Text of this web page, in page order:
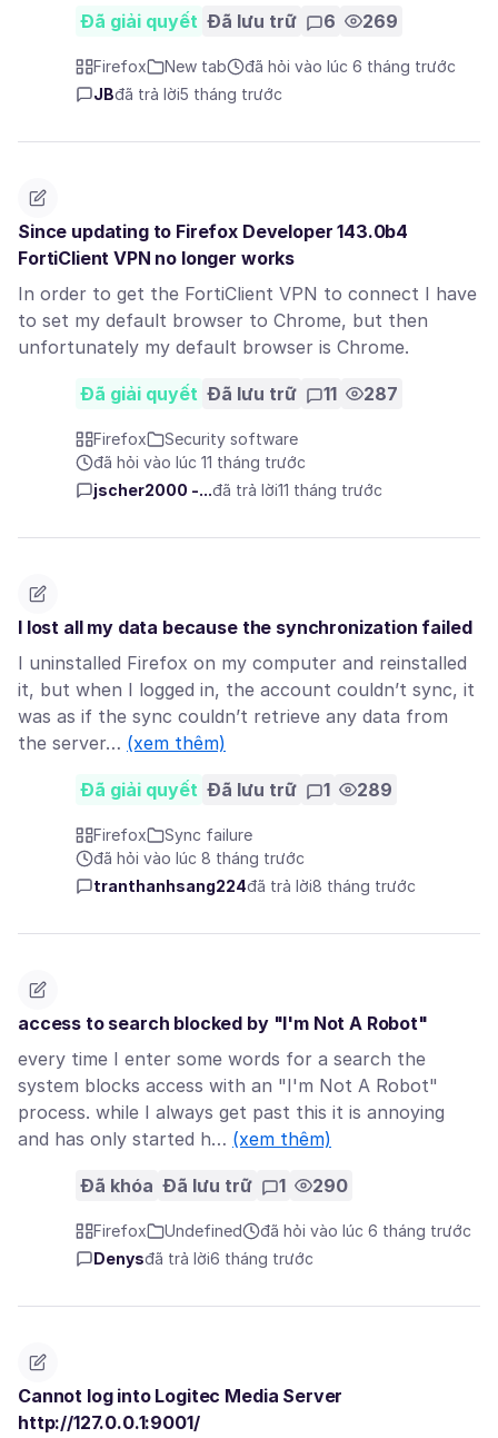
Đã giải quyết Đã lưu trữ 6 269
Firefox New tab
đã hỏi vào lúc 6 tháng trước
JBđã trả lời5 tháng trước
Since updating to Firefox Developer 143.0b4
FortiClient VPN no longer works
In order to get the FortiClient VPN to connect I have
to set my default browser to Chrome, but then
unfortunately my default browser is Chrome.
Đã giải quyết Đã lưu trữ 11 287
Firefox
Security software
đã hỏi vào lúc 11 tháng trước
jscher2000 -...đã trả lời11 tháng trước
I lost all my data because the synchronization failed
I uninstalled Firefox on my computer and reinstalled
it, but when I logged in, the account couldn’t sync, it
was as if the sync couldn’t retrieve any data from
the server… (xem thêm)
Đã giải quyết Đã lưu trữ 1 289
Firefox
Sync failure
đã hỏi vào lúc 8 tháng trước
tranthanhsang224đã trả lời8 tháng trước
access to search blocked by "I'm Not A Robot"
every time I enter some words for a search the
system blocks access with an "I'm Not A Robot"
process. while I always get past this it is annoying
and has only started h… (xem thêm)
Đã khóa Đã lưu trữ 1 290
Firefox Undefined
đã hỏi vào lúc 6 tháng trước
Denysđã trả lời6 tháng trước
Cannot log into Logitec Media Server
http://127.0.0.1:9001/